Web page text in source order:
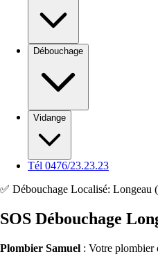
Débouchage
Vidange
Tél 0476/23.23.23
✅ Débouchage Localisé: Longeau
SOS Débouchage
Plombier Samuel : Votre plombier